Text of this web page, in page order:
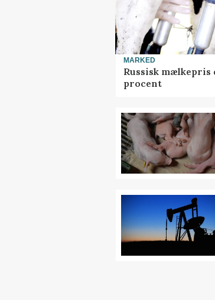
MARKED
Russisk mælkepris
procent